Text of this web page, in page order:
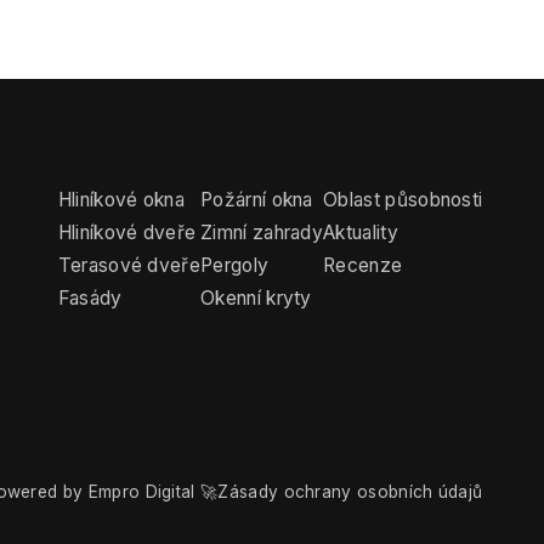
Hliníkové okna
Hliníkové dveře
Terasové dveře
Fasády
Požární okna
Zimní zahrady
Pergoly
Okenní kryty
Oblast působnosti
Aktuality
Recenze
by Empro Digital 🚀Zásady ochrany osobních údajů